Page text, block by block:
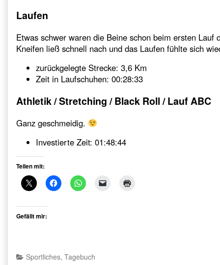
Laufen
Etwas schwer waren die Beine schon beim ersten Lauf
Kneifen ließ schnell nach und das Laufen fühlte sich
zurückgelegte Strecke: 3,6 Km
Zeit in Laufschuhen: 00:28:33
Athletik / Stretching / Black Roll / Lauf ABC
Ganz geschmeidig.
Investierte Zeit: 01:48:44
Teilen mit:
Gefällt mir:
Categories
Sportliches, Tagebuch